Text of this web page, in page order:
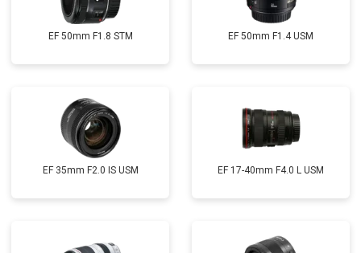
EF 50mm F1.8 STM EF 50mm F1.4 USM
EF 35mm F2.0 IS USM EF 17-40mm F4.0 L USM